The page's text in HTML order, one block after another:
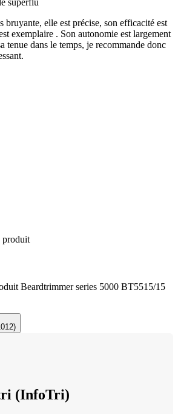
superflu
bruyante, elle est précise, son efficacité est
exemplaire . Son autonomie est largement
tenue dans le temps, je recommande donc
produit
Beardtrimmer series 5000 BT5515/15
(InfoTri)